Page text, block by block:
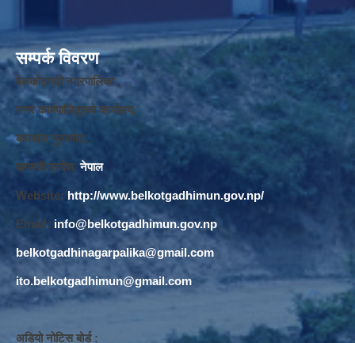
सम्पर्क विवरण
बेलकोटगढी नगरपालिका ,
नगर कार्यपालिकाको कार्यालय,
बाघखोर नुवाकोट,
बागमती प्रदेश, नेपाल
Website: http://www.belkotgadhimun.gov.np/
Email: info@belkotgadhimun.gov.np
belkotgadhinagarpalika@gmail.com
ito.belkotgadhimun@gmail.com
अडियो नोटिस बोर्ड :